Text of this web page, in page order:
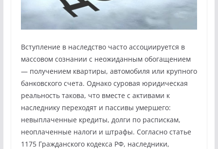
Вступление в наследство часто ассоциируется в
массовом сознании с неожиданным обогащением
— получением квартиры, автомобиля или крупного
банковского счета. Однако суровая юридическая
реальность такова, что вместе с активами к
наследнику переходят и пассивы умершего:
невыплаченные кредиты, долги по распискам,
неоплаченные налоги и штрафы. Согласно статье
1175 Гражданского кодекса РФ, наследники,